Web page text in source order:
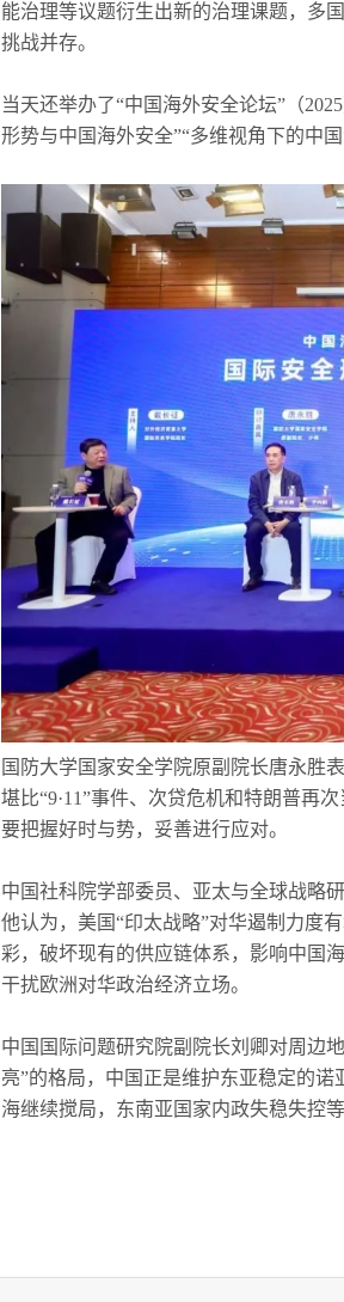
能治理等议题衍生出新的治理课题，多
挑战并存。
当天还举办了“中国海外安全论坛”（
形势与中国海外安全”“多维视角下的中
国防大学国家安全学院原副院长唐永胜
堪比“9·11”事件、次贷危机和特朗普再
要把握好时与势，妥善进行应对。
中国社科院学部委员、亚太与全球战略
他认为，美国“印太战略”对华遏制力度
彩，破坏现有的供应链体系，影响中国
干扰欧洲对华政治经济立场。
中国国际问题研究院副院长刘卿对周边
亮”的格局，中国正是维护东亚稳定的
海继续搅局，东南亚国家内政失稳失控等